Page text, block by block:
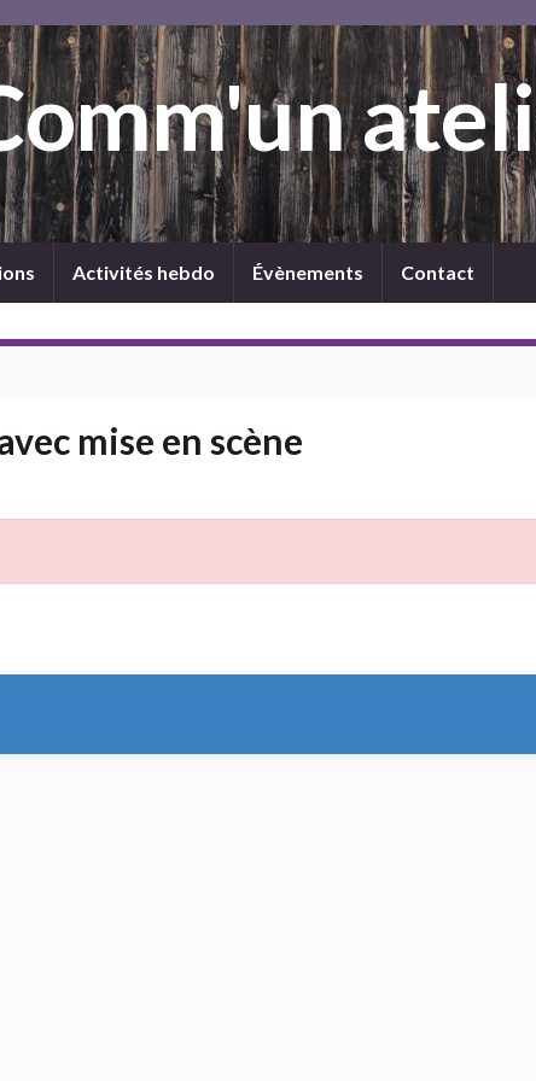
Activités hebdo Évènements Contact
mise en scène